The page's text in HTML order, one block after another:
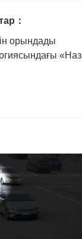
：
орындады